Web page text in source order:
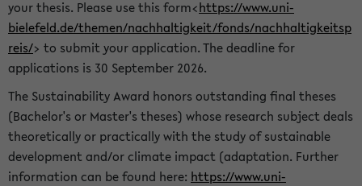
your thesis. Please use this form<https://www.uni-
bielefeld.de/themen/nachhaltigkeit/fonds/nachhaltigkeitsp
reis/> to submit your application. The deadline for
applications is 30 September 2026.
The Sustainability Award honors outstanding final theses
(Bachelor's or Master's theses) whose research subject deals
theoretically or practically with the study of sustainable
development and/or climate impact (adaptation. Further
information can be found here: https://www.uni-